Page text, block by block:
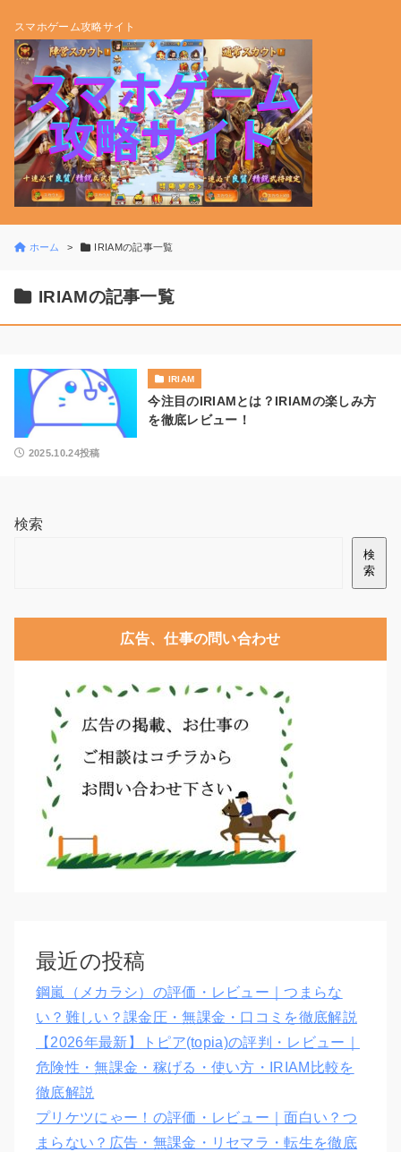
スマホゲーム攻略サイト
ホーム IRIAMの記事一覧
IRIAMの記事一覧
IRIAM
今注目のIRIAMとは？IRIAMの楽しみ方
を徹底レビュー！
2025.10.24投稿
検索
検
索
広告、仕事の問い合わせ
最近の投稿
鋼嵐（メカラシ）の評価・レビュー｜つまらな
い？難しい？課金圧・無課金・口コミを徹底解説
【2026年最新】トピア(topia)の評判・レビュー｜
危険性・無課金・稼げる・使い方・IRIAM比較を
徹底解説
プリケツにゃー！の評価・レビュー｜面白い？つ
まらない？広告・無課金・リセマラ・転生を徹底